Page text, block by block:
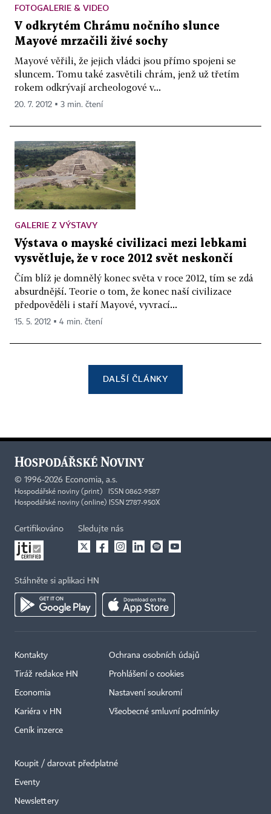
FOTOGALERIE & VIDEO
V odkrytém Chrámu nočního slunce
Mayové mrzačili živé sochy
Mayové věřili, že jejich vládci jsou přímo spojeni se
sluncem. Tomu také zasvětili chrám, jenž už třetím
rokem odkrývají archeologové v...
20. 7. 2012 ▪ 3 min. čtení
GALERIE Z VÝSTAVY
Výstava o mayské civilizaci mezi lebkami
vysvětluje, že v roce 2012 svět neskončí
Čím blíž je domnělý konec světa v roce 2012, tím se zdá
absurdnější. Teorie o tom, že konec naší civilizace
předpověděli i staří Mayové, vyvrací...
15. 5. 2012 ▪ 4 min. čtení
DALŠÍ ČLÁNKY
© 1996-2026 Economia, a.s.
Hospodářské noviny (print) ISSN 0862-9587
Hospodářské noviny (online) ISSN 2787-950X
Certifikováno Sledujte nás
Stáhněte si aplikaci HN
Kontakty
Tiráž redakce HN
Economia
Kariéra v HN
Ceník inzerce
Ochrana osobních údajů
Prohlášení o cookies
Nastavení soukromí
Všeobecné smluvní podmínky
Koupit / darovat předplatné
Eventy
Newslettery